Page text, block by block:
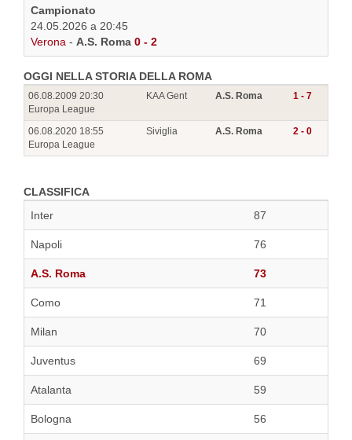
Campionato
24.05.2026 a 20:45
Verona - A.S. Roma 0 - 2
OGGI NELLA STORIA DELLA ROMA
06.08.2009 20:30
Europa League
KAA Gent A.S. Roma 1 - 7
06.08.2020 18:55
Europa League
Siviglia A.S. Roma 2 - 0
CLASSIFICA
Inter
87
Napoli 76
A.S. Roma 73
Como 71
Milan 70
Juventus 69
Atalanta 59
Bologna 56